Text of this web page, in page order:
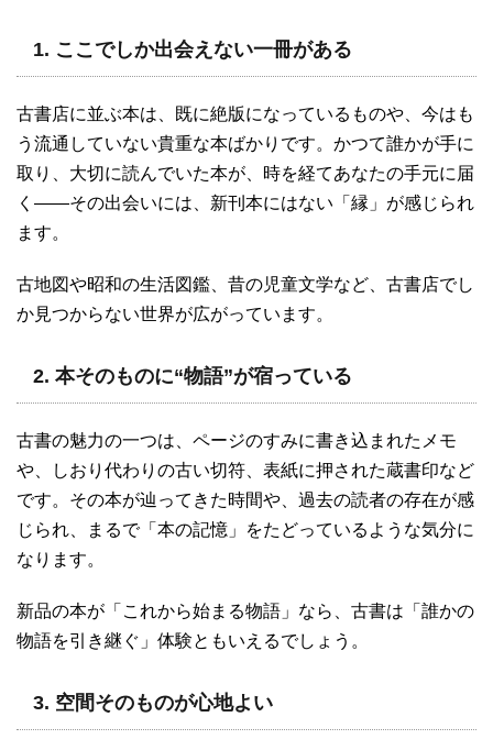
1. ここでしか出会えない一冊がある
古書店に並ぶ本は、既に絶版になっているものや、今はも
う流通していない貴重な本ばかりです。かつて誰かが手に
取り、大切に読んでいた本が、時を経てあなたの手元に届
く――その出会いには、新刊本にはない「縁」が感じられ
ます。
古地図や昭和の生活図鑑、昔の児童文学など、古書店でし
か見つからない世界が広がっています。
2. 本そのものに“物語”が宿っている
古書の魅力の一つは、ページのすみに書き込まれたメモ
や、しおり代わりの古い切符、表紙に押された蔵書印など
です。その本が辿ってきた時間や、過去の読者の存在が感
じられ、まるで「本の記憶」をたどっているような気分に
なります。
新品の本が「これから始まる物語」なら、古書は「誰かの
物語を引き継ぐ」体験ともいえるでしょう。
3. 空間そのものが心地よい